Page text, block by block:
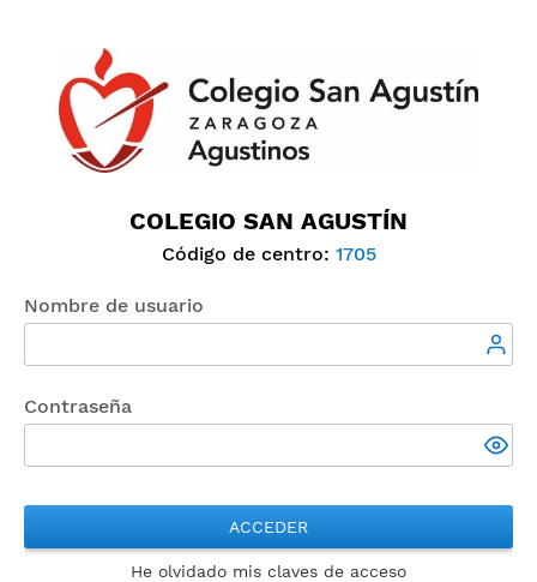
COLEGIO SAN AGUSTÍN
Código de centro: 1705
Nombre de usuario
Contraseña
ACCEDER
He olvidado mis claves de acceso